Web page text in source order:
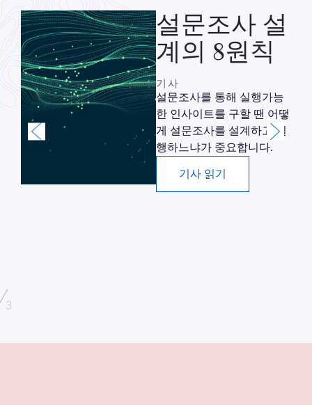
설문조사 설
계의 8원칙
기사
설문조사를 통해 실행가능
한 인사이트를 구할 땐 어떻
게 설문조사를 설계하고 실
행하느냐가 중요합니다.
기사 읽기
3